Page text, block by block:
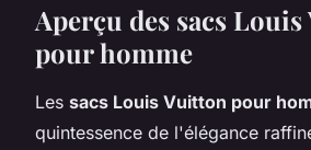
Aperçu des sacs
pour homme
Les sacs Louis Vuitton pour
quintessence de l'élégance